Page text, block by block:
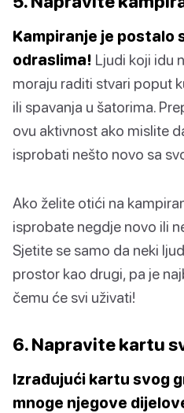
Kampiranje je postalo
odraslima! Ljudi koji idu
moraju raditi stvari poput
ili spavanja u šatorima.
ovu aktivnost ako mislite
isprobati nešto novo sa
Ako želite otići na
isprobate negdje novo ili
Sjetite se samo da neki
prostor kao drugi, pa je
čemu će svi uživati!
6. Napravite kartu
Izrađujući kartu svog
mnoge njegove